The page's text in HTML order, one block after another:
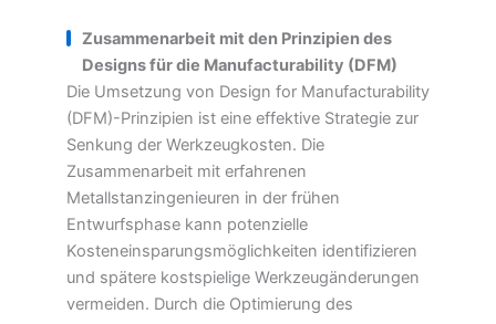
Zusammenarbeit mit den Prinzipien des
Designs für die Manufacturability (DFM)
Die Umsetzung von Design for Manufacturability
(DFM)-Prinzipien ist eine effektive Strategie zur
Senkung der Werkzeugkosten. Die
Zusammenarbeit mit erfahrenen
Metallstanzingenieuren in der frühen
Entwurfsphase kann potenzielle
Kosteneinsparungsmöglichkeiten identifizieren
und spätere kostspielige Werkzeugänderungen
vermeiden. Durch die Optimierung des